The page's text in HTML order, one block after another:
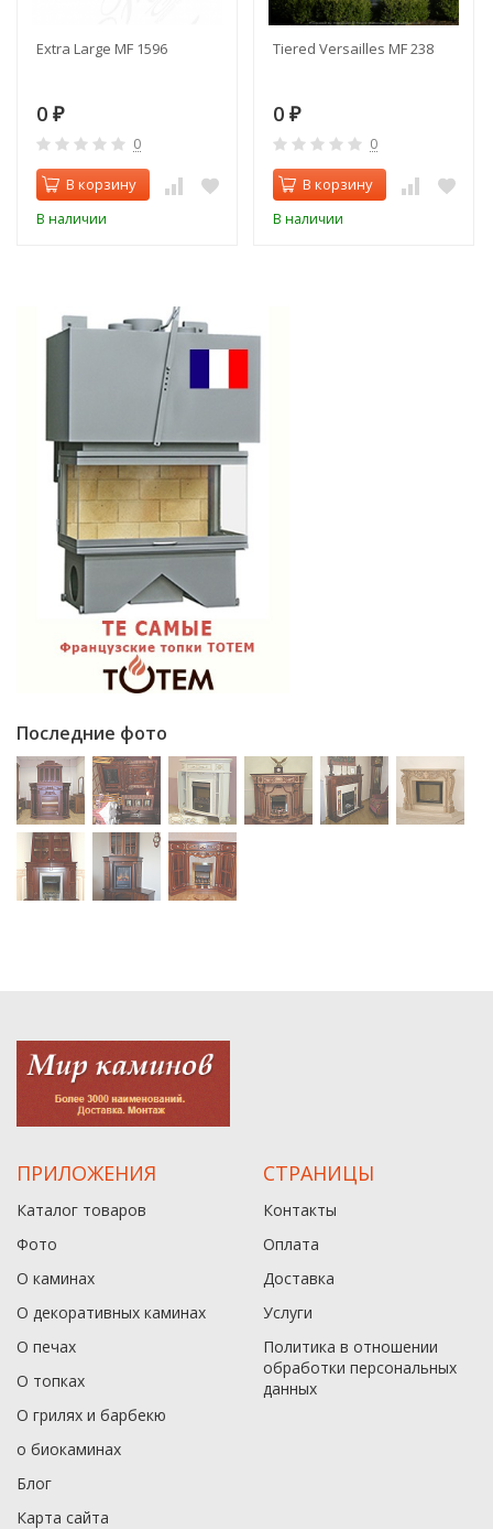
Extra Large MF 1596
0 ₽
0
В корзину
В наличии
Tiered Versailles MF 238
0 ₽
0
В корзину
В наличии
Последние фото
ПРИЛОЖЕНИЯ
Каталог товаров
Фото
О каминах
О декоративных каминах
О печах
О топках
О грилях и барбекю
о биокаминах
Блог
Карта сайта
СТРАНИЦЫ
Контакты
Оплата
Доставка
Услуги
Политика в отношении
обработки персональных
данныx